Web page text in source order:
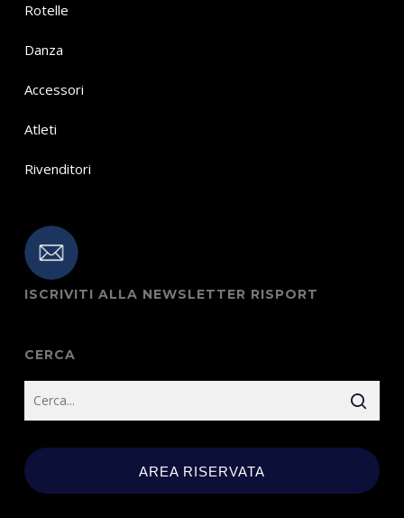
Rotelle
Danza
Accessori
Atleti
Rivenditori
ISCRIVITI ALLA NEWSLETTER RISPORT
CERCA
AREA RISERVATA